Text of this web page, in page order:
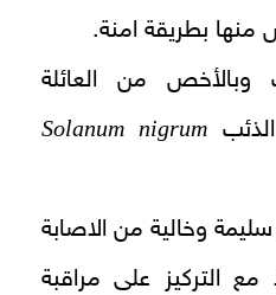
منها بطريقة امنة.
من العائلة
Solanum nigrum
وخالية من الاصابة
التركيز على مراقبة